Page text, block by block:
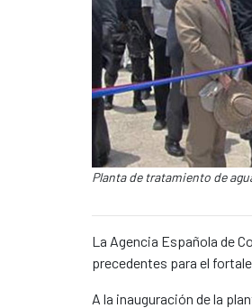
Pie de foto:
Planta de tratamiento de
Contenido de la noticia
La Agencia Española de
precedentes para el
A la inauguración de la